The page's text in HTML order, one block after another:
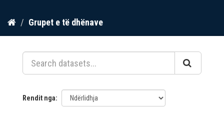
Kalo
përmbajtja
Grupet e të dhënave
Rendit nga